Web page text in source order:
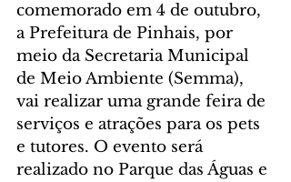
comemorado em 4 de outubro,
a Prefeitura de Pinhais, por
meio da Secretaria Municipal
de Meio Ambiente (Semma),
vai realizar uma grande feira de
serviços e atrações para os pets
e tutores. O evento será
realizado no Parque das Águas e